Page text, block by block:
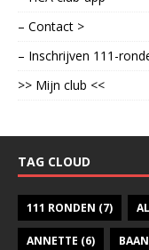
– Contact >
– Inschrijven 111-
>> Mijn club <<
TAG CLOUD
111 RONDEN (7)
ANNETTE (6)